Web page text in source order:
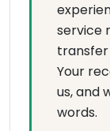
service
Your
us, and
words.